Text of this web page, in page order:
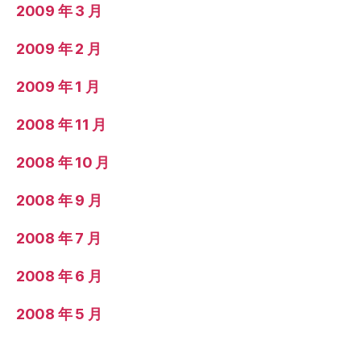
2009 年 3 月
2009 年 2 月
2009 年 1 月
2008 年 11 月
2008 年 10 月
2008 年 9 月
2008 年 7 月
2008 年 6 月
2008 年 5 月